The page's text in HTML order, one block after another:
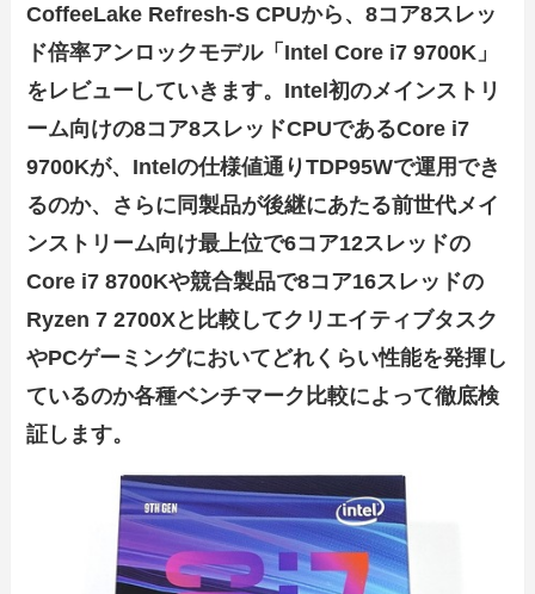
CoffeeLake Refresh-S CPUから、8コア8スレッ
ド倍率アンロックモデル「Intel Core i7 9700K」
をレビューしていきます。Intel初のメインストリ
ーム向けの8コア8スレッドCPUであるCore i7
9700Kが、Intelの仕様値通りTDP95Wで運用でき
るのか、さらに同製品が後継にあたる前世代メイ
ンストリーム向け最上位で6コア12スレッドの
Core i7 8700Kや競合製品で8コア16スレッドの
Ryzen 7 2700Xと比較してクリエイティブタスク
やPCゲーミングにおいてどれくらい性能を発揮し
ているのか各種ベンチマーク比較によって徹底検
証します。